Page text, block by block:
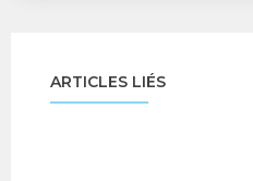
ARTICLES LIÉS